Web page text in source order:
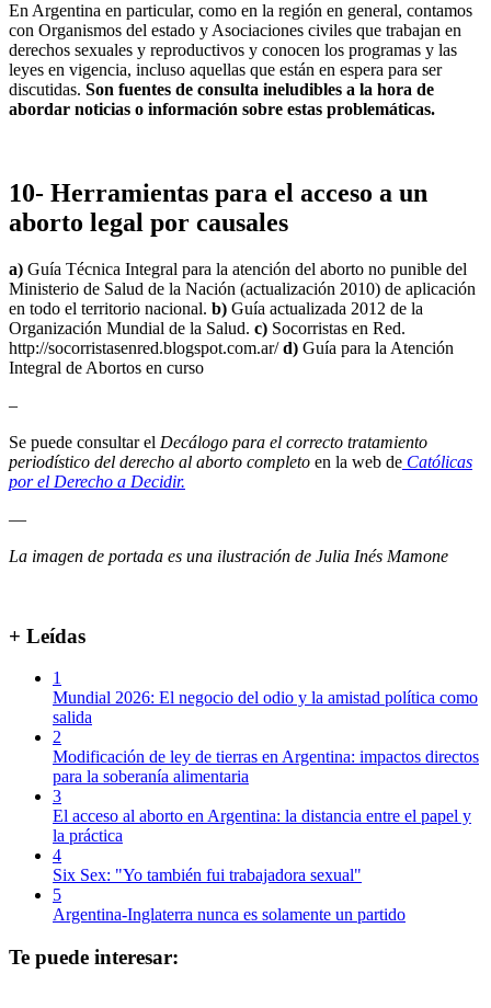
En Argentina en particular, como en la región en general, contamos
con Organismos del estado y Asociaciones civiles que trabajan en
derechos sexuales y reproductivos y conocen los programas y las
leyes en vigencia, incluso aquellas que están en espera para ser
discutidas. Son fuentes de consulta ineludibles a la hora de
abordar noticias o información sobre estas problemáticas.
10- Herramientas para el acceso a un
aborto legal por causales
a) Guía Técnica Integral para la atención del aborto no punible del
Ministerio de Salud de la Nación (actualización 2010) de aplicación
en todo el territorio nacional. b) Guía actualizada 2012 de la
Organización Mundial de la Salud. c) Socorristas en Red.
http://socorristasenred.blogspot.com.ar/d) Guía para la Atención
Integral de Abortos en curso
–
Se puede consultar el Decálogo para el correcto tratamiento
periodístico del derecho al aborto completo en la web de Católicas
por el Derecho a Decidir.
—
La imagen de portada es una ilustración de Julia Inés Mamone
+ Leídas
1
Mundial 2026: El negocio del odio y la amistad política como
salida
2
Modificación de ley de tierras en Argentina: impactos directos
para la soberanía alimentaria
3
El acceso al aborto en Argentina: la distancia entre el papel y
la práctica
4
Six Sex: "Yo también fui trabajadora sexual"
5
Argentina-Inglaterra nunca es solamente un partido
Te puede interesar: